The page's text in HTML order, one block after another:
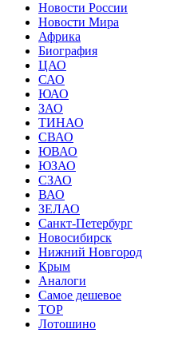
Новости России
Новости Мира
Африка
Биография
ЦАО
САО
ЮАО
ЗАО
ТИНАО
СВАО
ЮВАО
ЮЗАО
СЗАО
ВАО
ЗЕЛАО
Санкт-Петербург
Новосибирск
Нижний Новгород
Крым
Аналоги
Самое дешевое
TOP
Лотошино